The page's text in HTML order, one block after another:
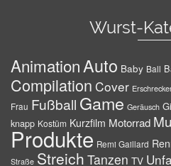
Wurst-
AnimationAuto Baby Ball
Compilation Cover
Frau Fußball Game Geräusch
knapp Kostüm Kurzfilm Motorrad
Produkte Remi Gaillard
Straße Streich Tanzen TV